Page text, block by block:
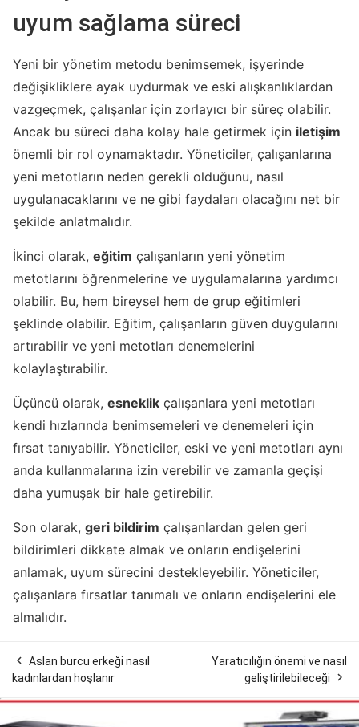
uyum sağlama süreci
Yeni bir yönetim metodu benimsemek, işyerinde
değişikliklere ayak uydurmak ve eski alışkanlıklardan
vazgeçmek, çalışanlar için zorlayıcı bir süreç olabilir.
Ancak bu süreci daha kolay hale getirmek için iletişim
önemli bir rol oynamaktadır. Yöneticiler, çalışanlarına
yeni metotların neden gerekli olduğunu, nasıl
uygulanacaklarını ve ne gibi faydaları olacağını net bir
şekilde anlatmalıdır.
İkinci olarak, eğitim çalışanların yeni yönetim
metotlarını öğrenmelerine ve uygulamalarına yardımcı
olabilir. Bu, hem bireysel hem de grup eğitimleri
şeklinde olabilir. Eğitim, çalışanların güven duygularını
artırabilir ve yeni metotları denemelerini
kolaylaştırabilir.
Üçüncü olarak, esneklik çalışanlara yeni metotları
kendi hızlarında benimsemeleri ve denemeleri için
fırsat tanıyabilir. Yöneticiler, eski ve yeni metotları aynı
anda kullanmalarına izin verebilir ve zamanla geçişi
daha yumuşak bir hale getirebilir.
Son olarak, geri bildirim çalışanlardan gelen geri
bildirimleri dikkate almak ve onların endişelerini
anlamak, uyum sürecini destekleyebilir. Yöneticiler,
çalışanlara fırsatlar tanımalı ve onların endişelerini ele
almalıdır.
 Aslan burcu erkeği nasıl
kadınlardan hoşlanır
Yaratıcılığın önemi ve nasıl
geliştirilebileceği
